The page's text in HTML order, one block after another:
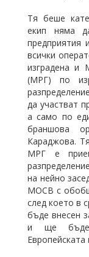
Тя беше
екип няма
предприятия
всички
изградена и
(МРГ) по
да участват
а само по
браншова
Караджова.
МРГ е
на нейно
МОСВ с
след което в
бъде внесен
и ще бъде
Европейската